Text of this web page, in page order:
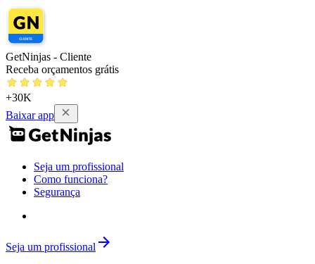
GetNinjas - Cliente
Receba orçamentos grátis
+30K
Baixar app
Seja um profissional
Como funciona?
Segurança
Seja um profissional